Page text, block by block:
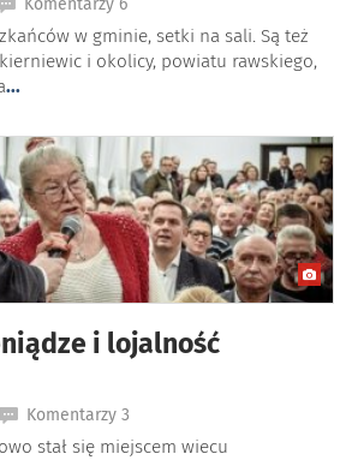
Komentarzy 6
w gminie, setki na sali. Są też
i okolicy, powiatu rawskiego,
...
i lojalność
Komentarzy 3
stał się miejscem wiecu